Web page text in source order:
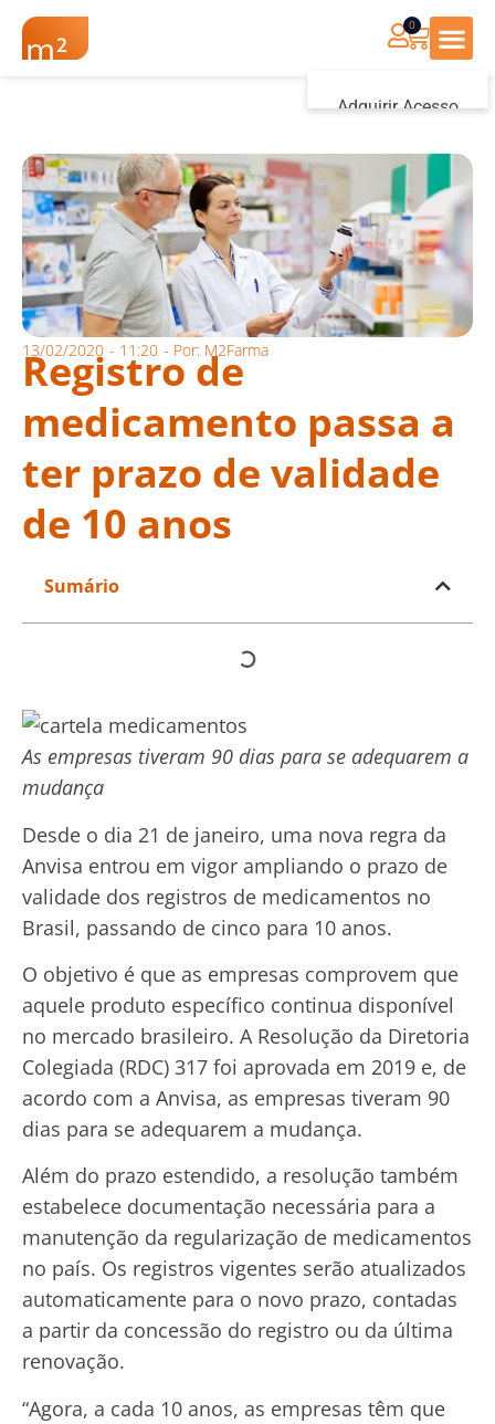
Adquirir Acesso
0
13/02/2020 - 11:20 - Por: M2Farma
Registro de
medicamento passa a
ter prazo de validade
de 10 anos
Sumário
As empresas tiveram 90 dias para se adequarem a
mudança
Desde o dia 21 de janeiro, uma nova regra da
Anvisa entrou em vigor ampliando o prazo de
validade dos registros de medicamentos no
Brasil, passando de cinco para 10 anos.
O objetivo é que as empresas comprovem que
aquele produto específico continua disponível
no mercado brasileiro. A Resolução da Diretoria
Colegiada (RDC) 317 foi aprovada em 2019 e, de
acordo com a Anvisa, as empresas tiveram 90
dias para se adequarem a mudança.
Além do prazo estendido, a resolução também
estabelece documentação necessária para a
manutenção da regularização de medicamentos
no país. Os registros vigentes serão atualizados
automaticamente para o novo prazo, contadas
a partir da concessão do registro ou da última
renovação.
“Agora, a cada 10 anos, as empresas têm que